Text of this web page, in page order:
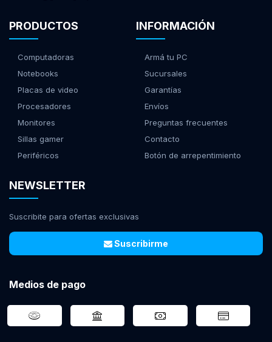
PRODUCTOS
Computadoras
Notebooks
Placas de video
Procesadores
Monitores
Sillas gamer
Periféricos
INFORMACIÓN
Armá tu PC
Sucursales
Garantías
Envíos
Preguntas frecuentes
Contacto
Botón de arrepentimiento
NEWSLETTER
Suscribite para ofertas exclusivas
Suscribirme
Medios de pago